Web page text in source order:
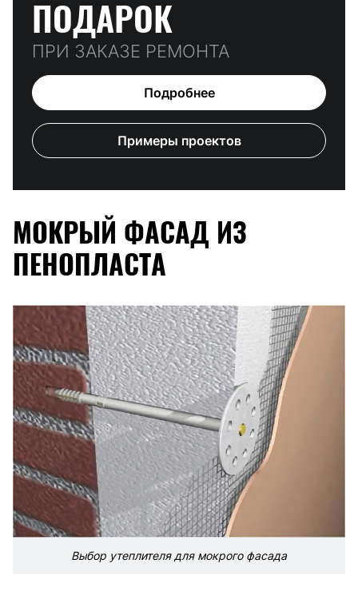
ПОДАРОК
ПРИ ЗАКАЗЕ РЕМОНТА
Подробнее
Примеры проектов
МОКРЫЙ ФАСАД ИЗ
ПЕНОПЛАСТА
Выбор утеплителя для мокрого фасада